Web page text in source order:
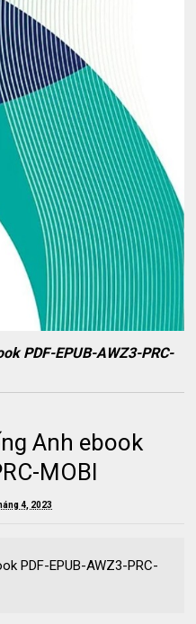
PDF-EPUB-AWZ3-PRC-
Anh ebook
MOBI
4, 2023
PDF-EPUB-AWZ3-PRC-